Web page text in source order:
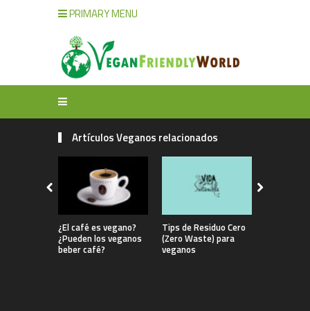
PRIMARY MENU
Artículos Veganos relacionados
¿El café es vegano?
¿Pueden los veganos
beber café?
Tips de Residuo Cero
(Zero Waste) para
veganos